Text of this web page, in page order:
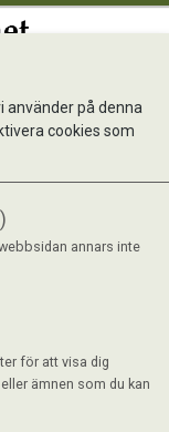
använder på denna
cookies som
annars inte
för att visa dig
ämnen som du kan